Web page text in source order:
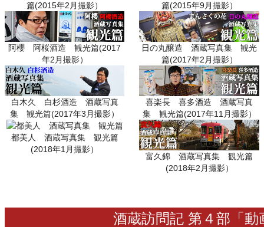
篇(2015年2月撮影） 篇(2015年9月撮影）
阿櫻 阿桜酒造 観光篇(2017
年2月撮影）
日の丸醸造 酒蔵写真集 観光
篇(2017年2月撮影）
白木久 白杉酒造 酒蔵写真
集 観光篇(2017年3月撮影）
喜楽長 喜多酒造 酒蔵写真
集 観光篇(2017年11月撮影）
都美人 酒蔵写真集 観光篇
(2018年1月撮影）
富久錦 酒蔵写真集 観光篇
(2018年2月撮影）
酒蔵訪問記 第４部「